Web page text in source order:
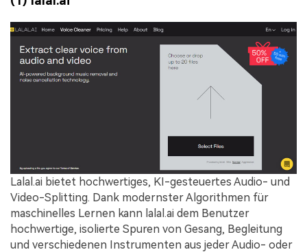
Lalal.ai bietet hochwertiges, KI-gesteuertes Audio- und
Video-Splitting. Dank modernster Algorithmen für
maschinelles Lernen kann lalal.ai dem Benutzer
hochwertige, isolierte Spuren von Gesang, Begleitung
und verschiedenen Instrumenten aus jeder Audio- oder